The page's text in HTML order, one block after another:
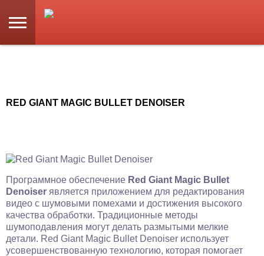
RED GIANT MAGIC BULLET DENOISER
Программное обеспечение Red Giant Magic Bullet
Denoiser является приложением для редактирования
видео с шумовыми помехами и достижения высокого
качества обработки. Традиционные методы
шумоподавления могут делать размытыми мелкие
детали. Red Giant Magic Bullet Denoiser использует
усовершенствованную технологию, которая помогает